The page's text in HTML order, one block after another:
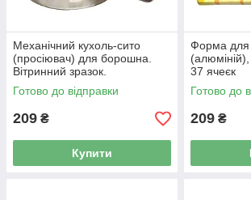
Механічний кухоль-сито
(просіювач) для борошна.
Вітринний зразок.
Готово до відправки
209 ₴
Купити
Форма для
37 ячеєк
Готово до
209 ₴